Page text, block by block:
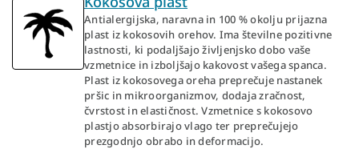
Antialergijska, naravna in 100 % okolju prijazna
plast iz kokosovih orehov. Ima številne pozitivne
lastnosti, ki podaljšajo življenjsko dobo vaše
vzmetnice in izboljšajo kakovost vašega spanca.
Plast iz kokosovega oreha preprečuje nastanek
pršic in mikroorganizmov, dodaja zračnost,
čvrstost in elastičnost. Vzmetnice s kokosovo
plastjo absorbirajo vlago ter preprečujejo
prezgodnjo obrabo in deformacijo.